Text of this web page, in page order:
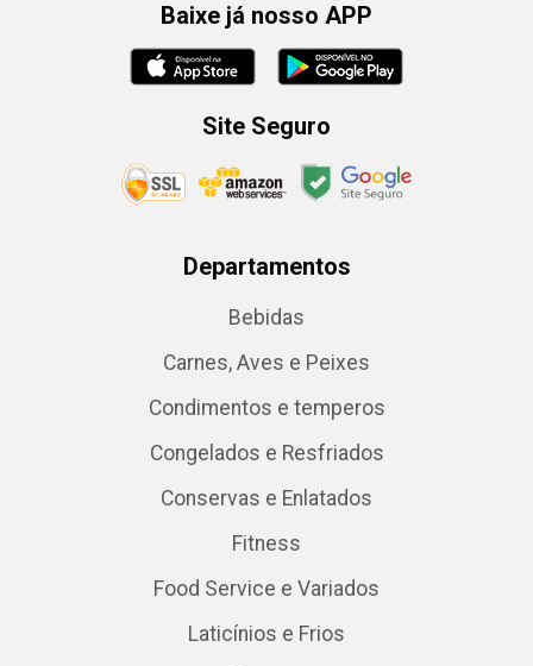
Baixe já nosso APP
Site Seguro
Departamentos
Bebidas
Carnes, Aves e Peixes
Condimentos e temperos
Congelados e Resfriados
Conservas e Enlatados
Fitness
Food Service e Variados
Laticínios e Frios